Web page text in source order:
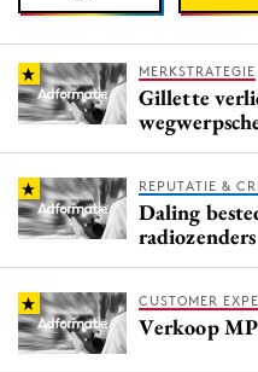
MERKSTRATEGIE
Gillette
REPUTATIE &
Daling
CUSTOMER
Verkoop